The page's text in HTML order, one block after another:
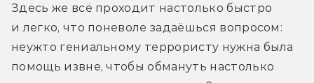
Здесь же всё проходит настолько быстро
и легко, что поневоле задаёшься вопросом:
неужто гениальному террористу нужна была
помощь извне, чтобы обмануть настолько